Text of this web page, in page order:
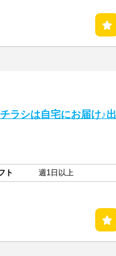
ラシは自宅にお届け♪出
ト
週1日以上